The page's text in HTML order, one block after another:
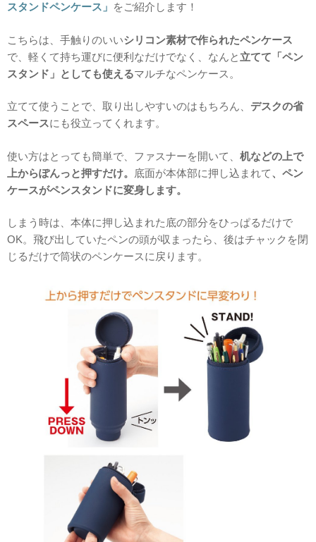
スタンドペンケース」 をご紹介します！
こちらは、手触りのいいシリコン素材で作られたペンケース
で、軽くて持ち運びに便利なだけでなく、なんと 立てて「ペン
スタンド」としても使えるマルチなペンケース。
立てて使うことで、取り出しやすいのはもちろん、 デスクの省
スペースにも役立ってくれます。
使い方はとっても簡単で、ファスナーを開いて、 机などの上で
上からぽんっと押すだけ。
底面が本体部に押し込まれて、ペン
ケースがペンスタンドに変身します。
しまう時は、本体に押し込まれた底の部分をひっぱるだけで
OK。飛び出していたペンの頭が収まったら、後はチャックを閉
じるだけで筒状のペンケースに戻ります。